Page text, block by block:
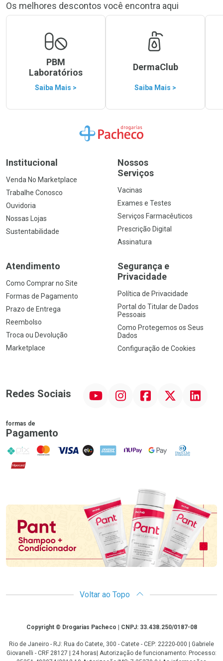
Os melhores descontos você encontra aqui
PBM
Laboratórios
Saiba Mais >
DermaClub
Saiba Mais >
Ir para a Home
Institucional
Venda No Marketplace
Trabalhe Conosco
Ouvidoria
Nossas Lojas
Sustentabilidade
Nossos
Serviços
Vacinas
Exames e Testes
Serviços Farmacêuticos
Prescrição Digital
Assinatura
Atendimento
Como Comprar no Site
Formas de Pagamento
Prazo de Entrega
Reembolso
Troca ou Devolução
Marketplace
Segurança e
Privacidade
Política de Privacidade
Portal do Titular de Dados
Pessoais
Como Protegemos os Seus
Dados
Configuração de Cookies
Redes Sociais InstagramFacebookTwitter Linkedin
formas de
Pagamento
PIX MasterCard
VISA ELO AMEX NuPay Google PayDiners Club
Hipercard
Promoção em Destaque
Voltar ao Topo
CopyrightCopyright © Drogarias Pacheco | CNPJ: 33.438.250/0187-08
Rio de Janeiro - RJ: Rua do Catete, 300 - Catete - CEP: 22220-000 | Gabriele
Giovanelli - CRF 28127 | 24 horas| Autorização de funcionamento: Processo: